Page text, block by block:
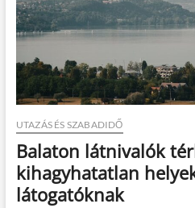
UTAZÁS ÉS SZABADIDŐ
Balaton látnivalók
kihagyhatatlan
látogatóknak